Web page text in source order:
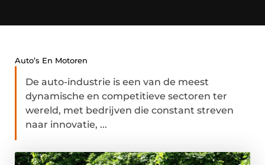
Auto’s En Motoren
De auto-industrie is een van de meest
dynamische en competitieve sectoren ter
wereld, met bedrijven die constant streven
naar innovatie, ...